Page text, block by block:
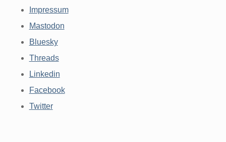
Impressum
Mastodon
Bluesky
Threads
Linkedin
Facebook
Twitter